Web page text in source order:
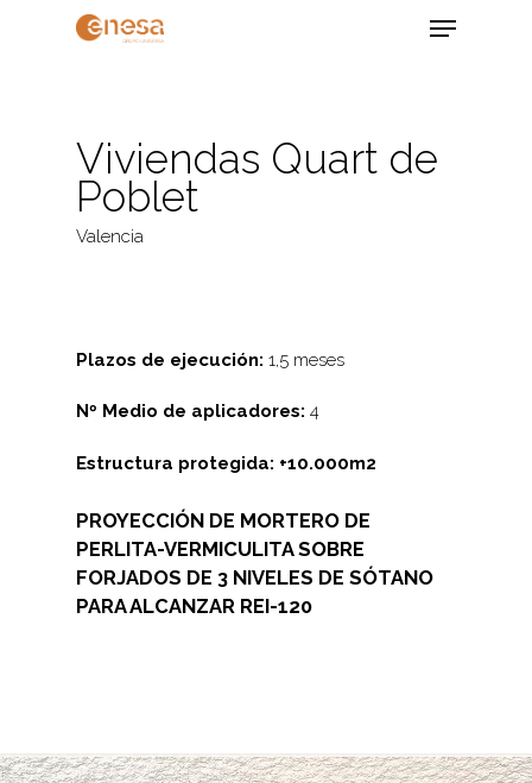
Menu
Viviendas Quart de
Poblet
Valencia
Plazos de ejecución: 1,5 meses
Nº Medio de aplicadores:4
Estructura protegida: +10.000m2
PROYECCIÓN DE MORTERO DE
PERLITA-VERMICULITA SOBRE
FORJADOS DE 3 NIVELES DE SÓTANO
PARA ALCANZAR REI-120